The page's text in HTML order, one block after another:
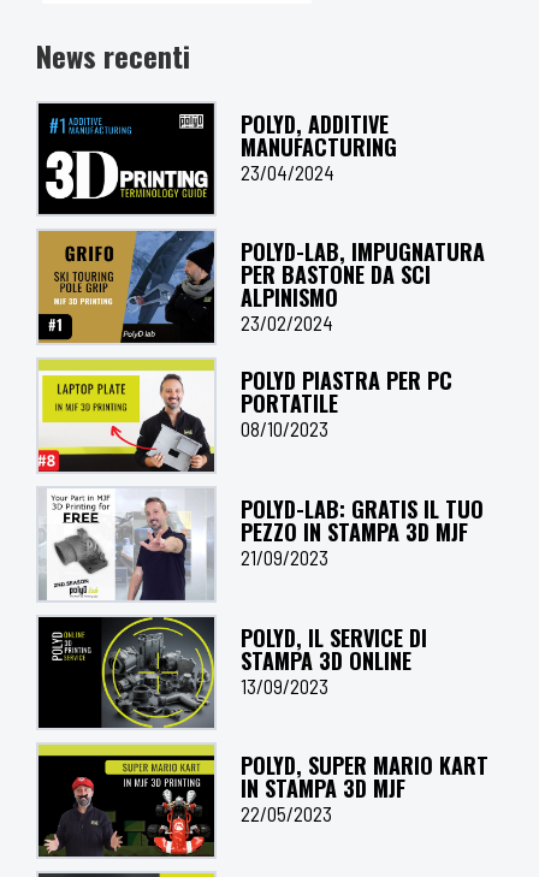
News recenti
POLYD, ADDITIVE
MANUFACTURING
23/04/2024
POLYD-LAB, IMPUGNATURA
PER BASTONE DA SCI
ALPINISMO
23/02/2024
POLYD PIASTRA PER PC
PORTATILE
08/10/2023
POLYD-LAB: GRATIS IL TUO
PEZZO IN STAMPA 3D MJF
21/09/2023
POLYD, IL SERVICE DI
STAMPA 3D ONLINE
13/09/2023
POLYD, SUPER MARIO KART
IN STAMPA 3D MJF
22/05/2023